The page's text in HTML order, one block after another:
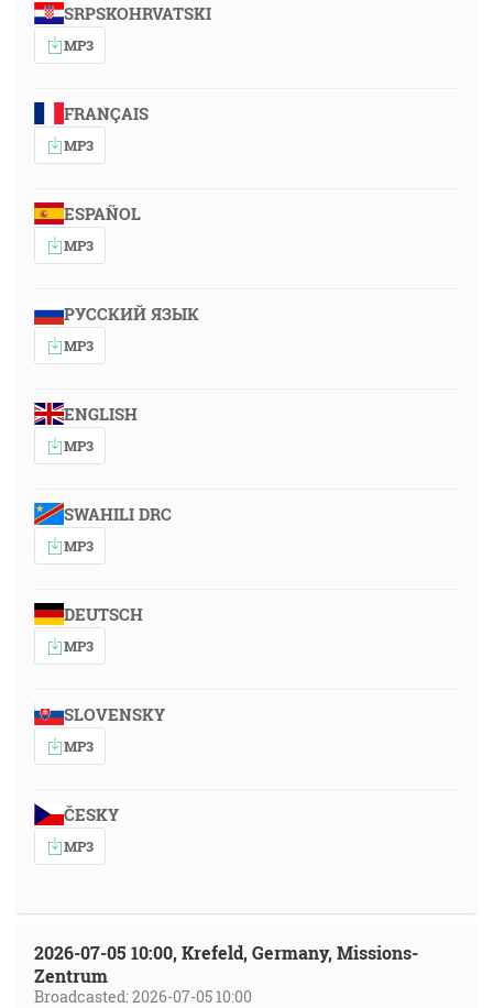
SRPSKOHRVATSKI
MP3
FRANÇAIS
MP3
ESPAÑOL
MP3
РУССКИЙ ЯЗЫК
MP3
ENGLISH
MP3
SWAHILI DRC
MP3
DEUTSCH
MP3
SLOVENSKY
MP3
ČESKY
MP3
2026-07-05 10:00, Krefeld, Germany, Missions-
Zentrum
Broadcasted: 2026-07-05 10:00